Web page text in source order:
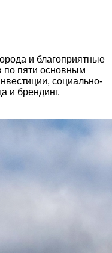
и благоприятные
по пяти основным
социально-
и брендинг.